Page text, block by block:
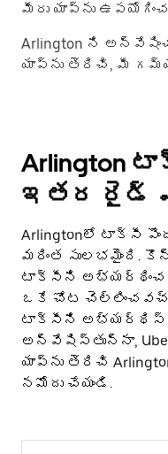
మీరు యాప్‌ను
Arlington ని
యాప్‌ను తెరిచి, మీ
Arlington
ఇతర రైడ్
Arlingtonలో టాక్సీ
మరింత సులభమైంది.
టాక్సీని
ఒకే చోట
టాక్సీని
అన్వేషిస్తున్నా,
యాప్‌ను తెరిచి
నమోదు చేయండి.